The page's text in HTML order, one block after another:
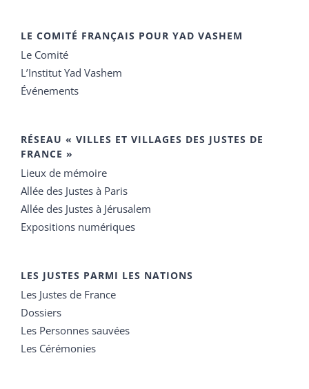
LE COMITÉ FRANÇAIS POUR YAD VASHEM
Le Comité
L’Institut Yad Vashem
Événements
RÉSEAU « VILLES ET VILLAGES DES JUSTES DE
FRANCE »
Lieux de mémoire
Allée des Justes à Paris
Allée des Justes à Jérusalem
Expositions numériques
LES JUSTES PARMI LES NATIONS
Les Justes de France
Dossiers
Les Personnes sauvées
Les Cérémonies